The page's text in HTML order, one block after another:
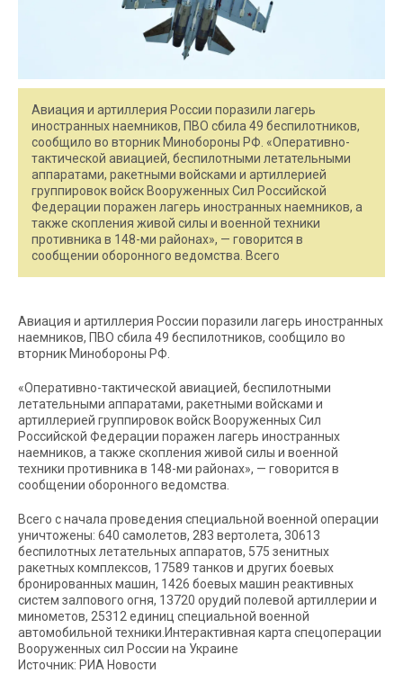
Авиация и артиллерия России поразили лагерь
иностранных наемников, ПВО сбила 49 беспилотников,
сообщило во вторник Минобороны РФ. «Оперативно-
тактической авиацией, беспилотными летательными
аппаратами, ракетными войсками и артиллерией
группировок войск Вооруженных Сил Российской
Федерации поражен лагерь иностранных наемников, а
также скопления живой силы и военной техники
противника в 148-ми районах», — говорится в
сообщении оборонного ведомства. Всего
Авиация и артиллерия России поразили лагерь иностранных
наемников, ПВО сбила 49 беспилотников, сообщило во
вторник Минобороны РФ.
«Оперативно-тактической авиацией, беспилотными
летательными аппаратами, ракетными войсками и
артиллерией группировок войск Вооруженных Сил
Российской Федерации поражен лагерь иностранных
наемников, а также скопления живой силы и военной
техники противника в 148-ми районах», — говорится в
сообщении оборонного ведомства.
Всего с начала проведения специальной военной операции
уничтожены: 640 самолетов, 283 вертолета, 30613
беспилотных летательных аппаратов, 575 зенитных
ракетных комплексов, 17589 танков и других боевых
бронированных машин, 1426 боевых машин реактивных
систем залпового огня, 13720 орудий полевой артиллерии и
минометов, 25312 единиц специальной военной
автомобильной техники.Интерактивная карта спецоперации
Вооруженных сил России на Украине
Источник: РИА Новости